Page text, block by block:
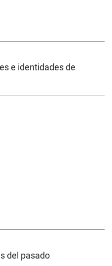
e identidades de
del pasado